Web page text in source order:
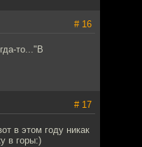
# 16
то..."В
# 17
в этом году никак
в горы:)